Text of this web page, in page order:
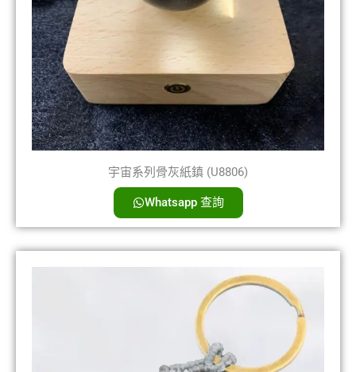
宇宙系列骨灰紙鎮 (U8806)
Whatsapp 查詢